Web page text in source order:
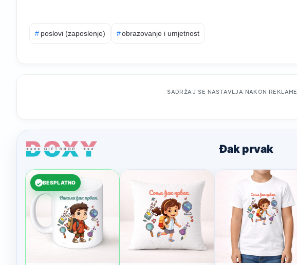
# poslovi (zaposlenje) #obrazovanje i umjetnost
SADRŽAJ SE NASTAVLJA NAKON REKLAME